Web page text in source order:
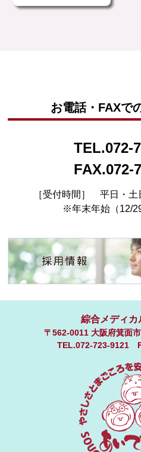
お電話・FAXで
TEL.072-
FAX.072-
［受付時間］ 平日・
※年末年始（12/
綜合メディカ
〒562-0011 大阪府箕面
TEL.072-723-9121